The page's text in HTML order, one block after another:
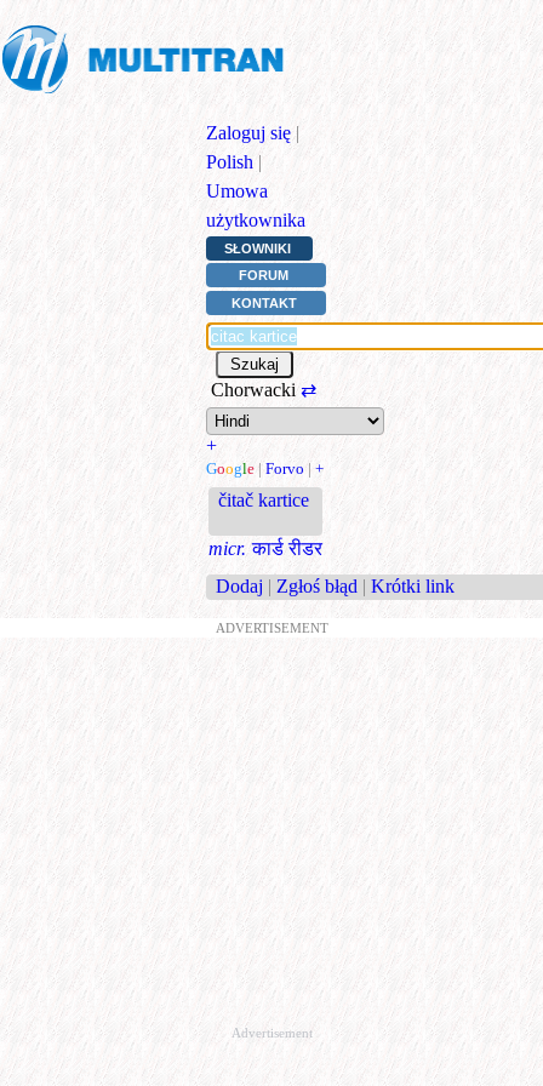
Zaloguj się |
Polish |
Umowa
użytkownika
SŁOWNIKI
FORUM
KONTAKT
Chorwacki ⇄
+
Google | Forvo | +
čitač kartice
micr. कार्ड रीडर
Dodaj | Zgłoś błąd | Krótki link
ADVERTISEMENT
Advertisement